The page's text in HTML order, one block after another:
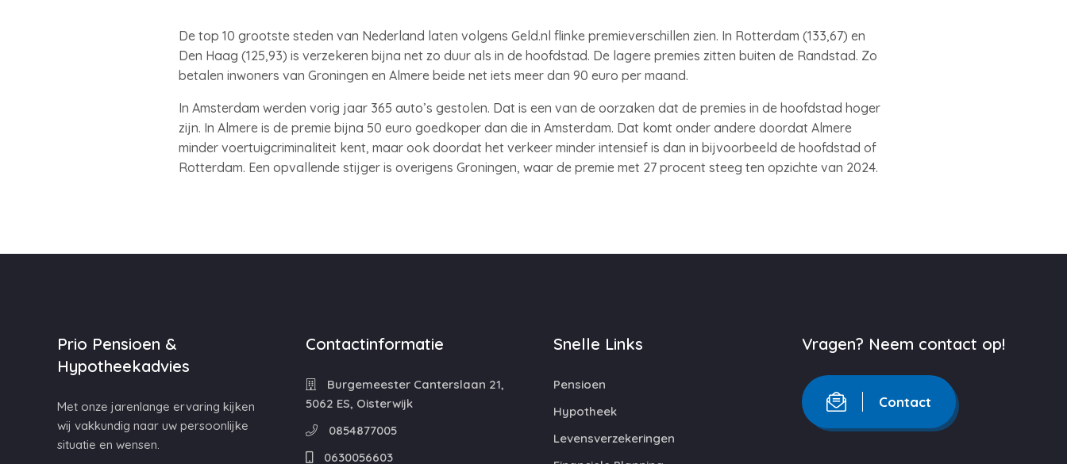
De top 10 grootste steden van Nederland laten volgens Geld.nl flinke premieverschillen zien. In Rotterdam (133,67) en
Den Haag (125,93) is verzekeren bijna net zo duur als in de hoofdstad. De lagere premies zitten buiten de Randstad. Zo
betalen inwoners van Groningen en Almere beide net iets meer dan 90 euro per maand.
In Amsterdam werden vorig jaar 365 auto’s gestolen. Dat is een van de oorzaken dat de premies in de hoofdstad hoger
zijn. In Almere is de premie bijna 50 euro goedkoper dan die in Amsterdam. Dat komt onder andere doordat Almere
minder voertuigcriminaliteit kent, maar ook doordat het verkeer minder intensief is dan in bijvoorbeeld de hoofdstad of
Rotterdam. Een opvallende stijger is overigens Groningen, waar de premie met 27 procent steeg ten opzichte van 2024.
Prio Pensioen &
Hypotheekadvies
Met onze jarenlange ervaring kijken
wij vakkundig naar uw persoonlijke
situatie en wensen.
Contactinformatie
Burgemeester Canterslaan 21,
5062 ES, Oisterwijk
0854877005
0630056603
Snelle Links
Pensioen
Hypotheek
Levensverzekeringen
Vragen? Neem contact op!
Contact